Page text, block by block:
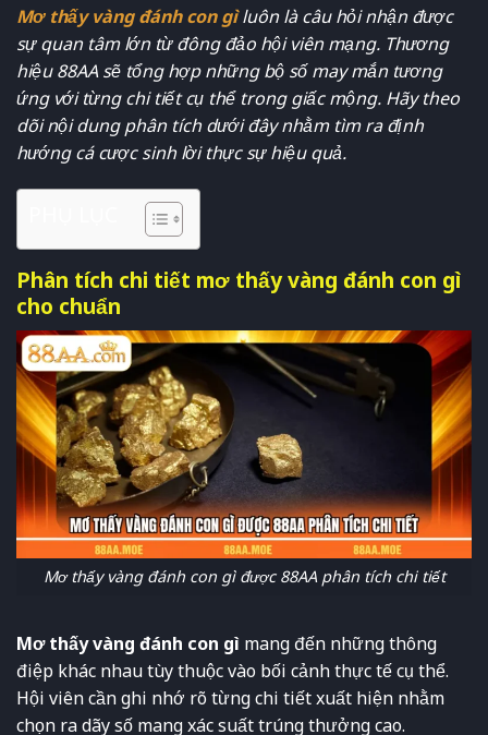
Mơ thấy vàng đánh con gìluôn là câu hỏi nhận được
sự quan tâm lớn từ đông đảo hội viên mạng. Thương
hiệu 88AA sẽ tổng hợp những bộ số may mắn tương
ứng với từng chi tiết cụ thể trong giấc mộng. Hãy theo
dõi nội dung phân tích dưới đây nhằm tìm ra định
hướng cá cược sinh lời thực sự hiệu quả.
Phân tích chi tiết mơ thấy vàng đánh con gì
cho chuẩn
Mơ thấy vàng đánh con gì được 88AA phân tích chi tiết
Mơ thấy vàng đánh con gì mang đến những thông
điệp khác nhau tùy thuộc vào bối cảnh thực tế cụ thể.
Hội viên cần ghi nhớ rõ từng chi tiết xuất hiện nhằm
chọn ra dãy số mang xác suất trúng thưởng cao.